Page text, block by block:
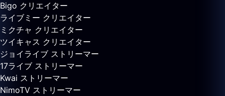
Bigo クリエイター
ライブミー クリエイター
ミクチャ クリエイター
ツイキャス クリエイター
ジョイライブ ストリーマー
17ライブ ストリーマー
Kwai ストリーマー
NimoTV ストリーマー